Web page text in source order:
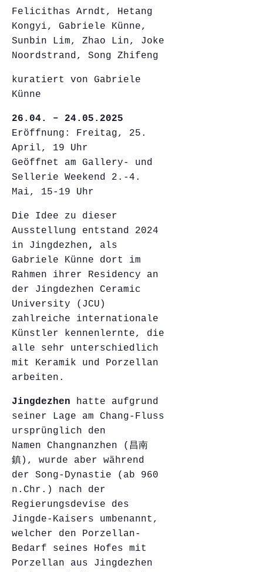
Felicithas Arndt, Hetang
Kongyi, Gabriele Künne,
Sunbin Lim, Zhao Lin, Joke
Noordstrand, Song Zhifeng
kuratiert von Gabriele
Künne
26.04. – 24.05.2025
Eröffnung: Freitag, 25.
April, 19 Uhr
Geöffnet am Gallery- und
Sellerie Weekend 2.-4.
Mai, 15-19 Uhr
Die Idee zu dieser
Ausstellung entstand 2024
in Jingdezhen,
als
Gabriele Künne dort im
Rahmen ihrer Residency an
der Jingdezhen Ceramic
University (JCU)
zahlreiche internationale
Künstler kennenlernte, die
alle sehr unterschiedlich
mit Keramik und Porzellan
arbeiten.
Jingdezhen hatte aufgrund
seiner Lage am Chang-Fluss
ursprünglich den
Namen Changnanzhen (昌南
鎮), wurde aber während
der Song-Dynastie (ab 960
n.Chr.) nach der
Regierungsdevise des
Jingde-Kaisers umbenannt,
welcher den Porzellan-
Bedarf seines Hofes mit
Porzellan aus Jingdezhen